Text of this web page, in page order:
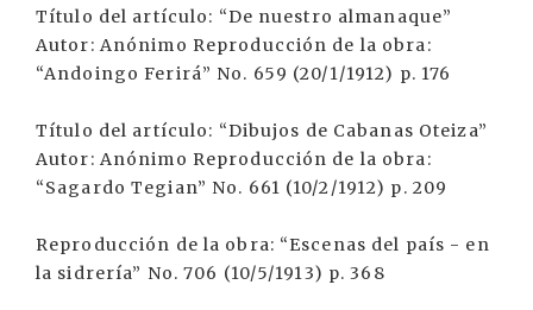
Título del artículo: “De nuestro almanaque”
Autor: Anónimo Reproducción de la obra:
“Andoingo Ferirá” No. 659 (20/1/1912) p. 176
Título del artículo: “Dibujos de Cabanas Oteiza”
Autor: Anónimo Reproducción de la obra:
“Sagardo Tegian” No. 661 (10/2/1912) p. 209
Reproducción de la obra: “Escenas del país - en
la sidrería” No. 706 (10/5/1913) p. 368